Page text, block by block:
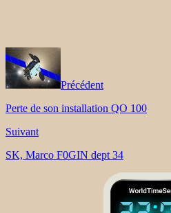
Précédent
Perte de son installation QO 100
Suivant
SK, Marco F0GIN dept 34